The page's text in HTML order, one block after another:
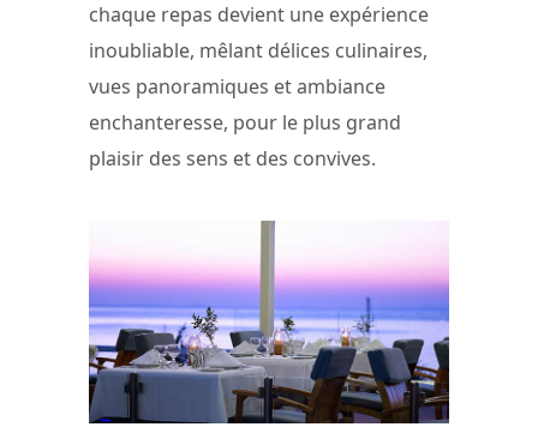
chaque repas devient une expérience
inoubliable, mêlant délices culinaires,
vues panoramiques et ambiance
enchanteresse, pour le plus grand
plaisir des sens et des convives.